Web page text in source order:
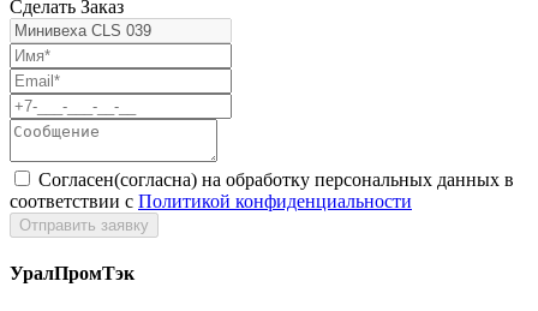
Сделать Заказ
Согласен(согласна) на обработку персональных данных в
соответствии с Политикой конфиденциальности
УралПромТэк